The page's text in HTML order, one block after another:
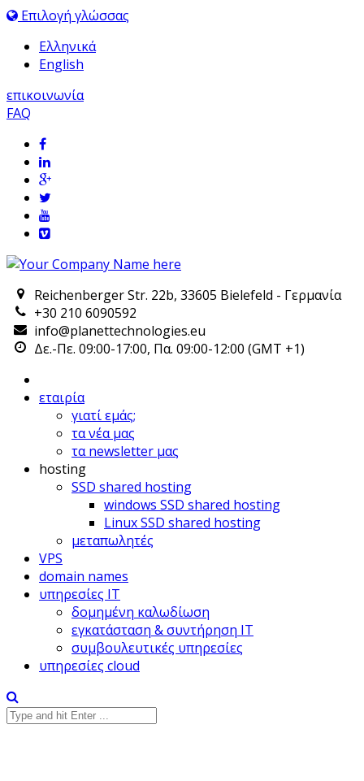
Επιλογή γλώσσας
Ελληνικά
English
επικοινωνία
FAQ
Reichenberger Str. 22b, 33605 Bielefeld - Γερμανία
+30 210 6090592
info@planettechnologies.eu
Δε.-Πε. 09:00-17:00, Πα. 09:00-12:00 (GMT +1)
εταιρία
γιατί εμάς;
τα νέα μας
τα newsletter μας
hosting
SSD shared hosting
windows SSD shared hosting
Linux SSD shared hosting
μεταπωλητές
VPS
domain names
υπηρεσίες IT
δομημένη καλωδίωση
εγκατάσταση & συντήρηση IT
συμβουλευτικές υπηρεσίες
υπηρεσίες cloud